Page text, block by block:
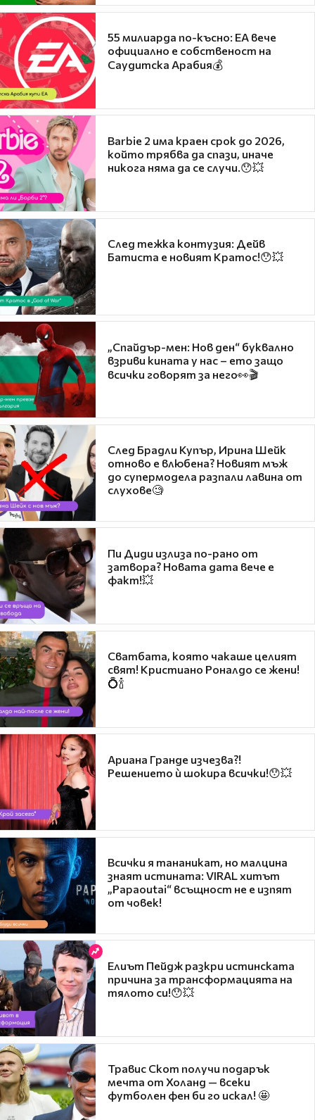
55 милиарда по-късно: EA вече
официално е собственост на
Саудитска Арабия💰
Barbie 2 има краен срок до 2026,
който трябва да спази, иначе
никога няма да се случи.😯💥
След тежка контузия: Дейв
Батиста е новият Кратос!😯💥
„Спайдър-мен: Нов ден“ буквално
взриви кината у нас – ето защо
всички говорят за него👀🎬
След Брадли Купър, Ирина Шейк
отново е влюбена? Новият мъж
до супермодела разпали лавина от
слухове🧐
Пи Диди излиза по-рано от
затвора? Новата дата вече е
факт!💥
Сватбата, която чакаше целият
свят! Кристиано Роналдо се жени!
💍🍾
Ариана Гранде изчезва?!
Решението ѝ шокира всички!😯💥
Всички я тананикат, но малцина
знаят истината: VIRAL хитът
„Papaoutai“ всъщност не е изпят
от човек!
Елиът Пейдж разкри истинската
причина за трансформацията на
тялото си!😯💥
Травис Скот получи подарък
мечта от Холанд — всеки
футболен фен би го искал! 🤩